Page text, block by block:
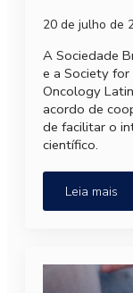
20 de julho de
A Sociedade
e a Society for
Oncology
acordo de
de facilitar o
científico.
Leia mais